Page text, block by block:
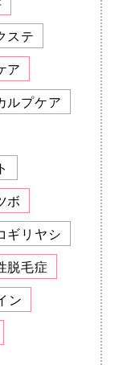
ステ
ア
ルプケア
ボ
ギリヤシ
脱毛症
ン